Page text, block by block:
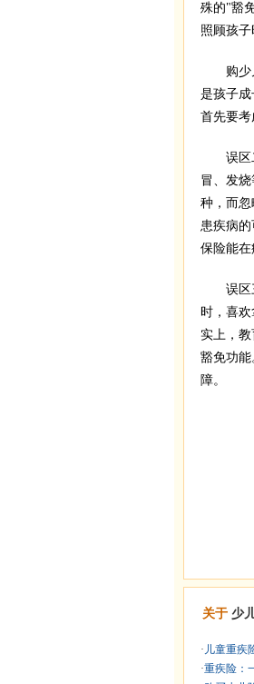
殊的"豁
照顾孩
购少儿
是孩子
首先要考
误区二
冒、发
种，而
患疾病
保险能在
误区三
时，喜
实上，
豁免功
障。
关于 少
· 儿童重疾
·重疾险：